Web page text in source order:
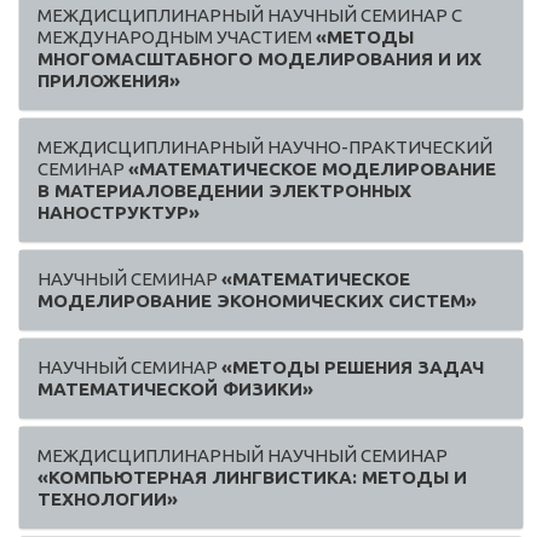
МЕЖДИСЦИПЛИНАРНЫЙ НАУЧНЫЙ СЕМИНАР С
МЕЖДУНАРОДНЫМ УЧАСТИЕМ «МЕТОДЫ
МНОГОМАСШТАБНОГО МОДЕЛИРОВАНИЯ И ИХ
ПРИЛОЖЕНИЯ»
МЕЖДИСЦИПЛИНАРНЫЙ НАУЧНО-ПРАКТИЧЕСКИЙ
СЕМИНАР «МАТЕМАТИЧЕСКОЕ МОДЕЛИРОВАНИЕ
В МАТЕРИАЛОВЕДЕНИИ ЭЛЕКТРОННЫХ
НАНОСТРУКТУР»
НАУЧНЫЙ СЕМИНАР «МАТЕМАТИЧЕСКОЕ
МОДЕЛИРОВАНИЕ ЭКОНОМИЧЕСКИХ СИСТЕМ»
НАУЧНЫЙ СЕМИНАР «МЕТОДЫ РЕШЕНИЯ ЗАДАЧ
МАТЕМАТИЧЕСКОЙ ФИЗИКИ»
МЕЖДИСЦИПЛИНАРНЫЙ НАУЧНЫЙ СЕМИНАР
«КОМПЬЮТЕРНАЯ ЛИНГВИСТИКА: МЕТОДЫ И
ТЕХНОЛОГИИ»